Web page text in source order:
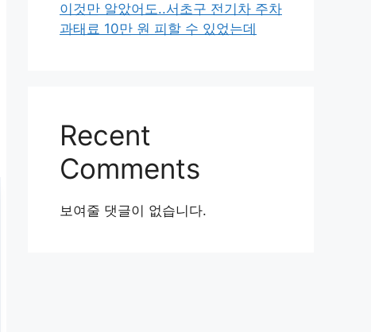
이것만 알았어도..서초구 전기차 주차
과태료 10만 원 피할 수 있었는데
Recent
Comments
보여줄 댓글이 없습니다.